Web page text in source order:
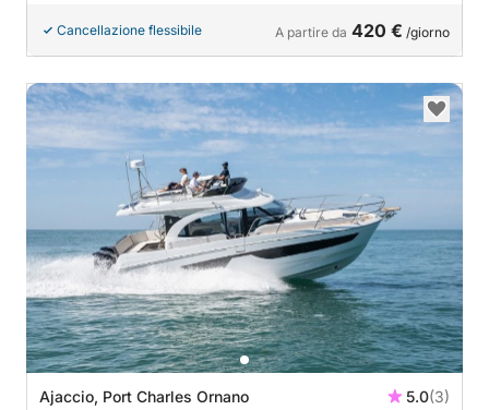
Cancellazione flessibile A partire da 420 € /giorno
Ajaccio, Port Charles Ornano 5.0(3)